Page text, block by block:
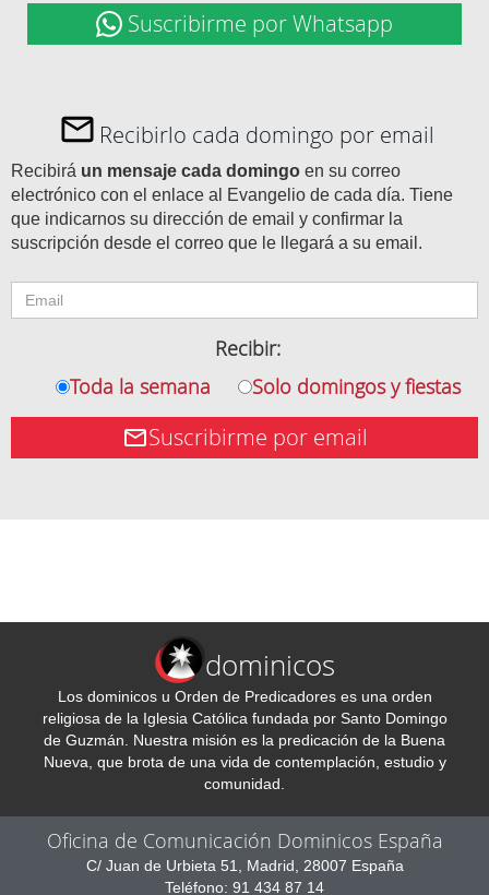
Suscribirme por Whatsapp
Recibirlo cada domingo por email
Recibirá un mensaje cada domingo en su correo
electrónico con el enlace al Evangelio de cada día. Tiene
que indicarnos su dirección de email y confirmar la
suscripción desde el correo que le llegará a su email.
Recibir:
Toda la semana
Solo domingos y fiestas
Suscribirme por email
dominicos
Los dominicos u Orden de Predicadores es una orden
religiosa de la Iglesia Católica fundada por Santo Domingo
de Guzmán. Nuestra misión es la predicación de la Buena
Nueva, que brota de una vida de contemplación, estudio y
comunidad.
Oficina de Comunicación Dominicos España
C/ Juan de Urbieta 51, Madrid, 28007 España
Teléfono: 91 434 87 14